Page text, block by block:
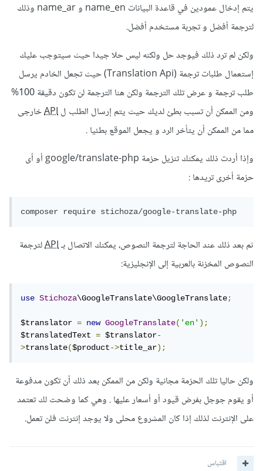
يتم إدخال عمودين في قاعدة البيانات name_en و name_ar وذلك
لترجمة أفضل و تجربة مستخدم أفضل.
ولكن لم ترد ذلك فيوجد حل ولكنه ليس حلا جيدا حيث سيتوجب عليك
إستعمال طلبات ترجمة (Translation Api) حيث تجعل الخادم يرسل
طلب ترجمة و عرض تلك الترجمة ولكن هنا الترجمة لن تكون دقيقة 100%
ومن الممكن أن تسبب بطئ لديك حيث يتم إرسال الطلب لAPIخارجى
مما من الممكن أن يتأخر الرد و يجعل الموقع بطئيا .
وإذا أردت ذلك يمكنك تنزيل حزمة google/translate-php أو أى
حزمة أخرى تريدها
ثم بعد ذلك عند الحاجة لترجمة النصوص، يمكنك الاتصال بـAPIلترجمة
النصوص المخزنة بالعربية إلى الإنجليزية:
use Stichoza\GoogleTranslate\GoogleTranslate;
$translator = new GoogleTranslate('en');
$translatedText = $translator-
>translate($product->title_ar);
ولكن حاليا تلك الحزمة مجانية ولكن من الممكن بعد ذلك أن تكون مدفوعة
أو يقوم جوجل بفرض قيود أو أسعار عليها . وهي كما وضحت لك تعتمد
على الإنترنت لذلك إذا كان المشروع محلى ولا يوجد إنترنت فلن تعمل.
اقتباس